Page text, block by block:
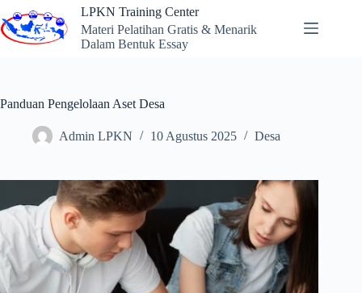
to
content
LPKN Training Center
Materi Pelatihan Gratis & Menarik
Dalam Bentuk Essay
Panduan Pengelolaan Aset Desa
Admin LPKN 10 Agustus 2025 Desa